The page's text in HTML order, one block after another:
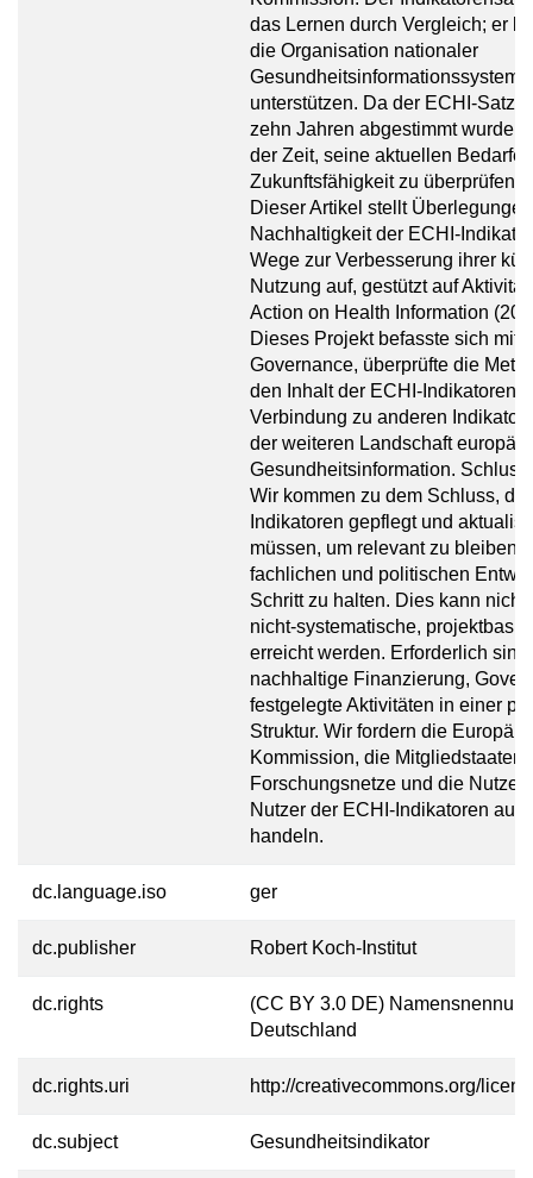
das Lernen durch Vergleich; er
die Organisation nationaler
Gesundheitsinformationssysteme
unterstützen. Da der ECHI-Satz
zehn Jahren abgestimmt wurde,
der Zeit, seine aktuellen Bedarfe
Zukunftsfähigkeit zu überprüfen.
Dieser Artikel stellt
Nachhaltigkeit der ECHI-
Wege zur Verbesserung ihrer
Nutzung auf, gestützt auf
Action on Health Information
Dieses Projekt befasste sich mit
Governance, überprüfte die
den Inhalt der ECHI-Indikatoren
Verbindung zu anderen
der weiteren Landschaft
Gesundheitsinformation.
Wir kommen zu dem Schluss,
Indikatoren gepflegt und
müssen, um relevant zu bleiben
fachlichen und politischen
Schritt zu halten. Dies kann nicht
nicht-systematische,
erreicht werden. Erforderlich sind
nachhaltige Finanzierung,
festgelegte Aktivitäten in einer
Struktur. Wir fordern die
Kommission, die Mitgliedstaaten,
Forschungsnetze und die
Nutzer der ECHI-Indikatoren auf,
handeln.
dc.language.iso ger
dc.publisher Robert Koch-Institut
dc.rights
(CC BY 3.0 DE)
Deutschland
dc.rights.uri http://creativecommons.org/
dc.subject Gesundheitsindikator